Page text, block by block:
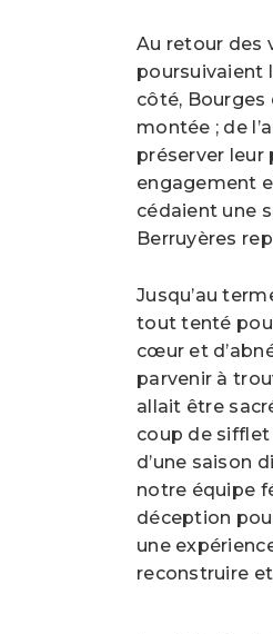
Au retour des
poursuivaient
côté, Bourges
montée ; de
préserver leur
engagement
cédaient une
Berruyères
Jusqu’au
tout tenté
cœur et
parvenir à
allait être
coup de
d’une saison
notre équipe
déception
une
reconstruire